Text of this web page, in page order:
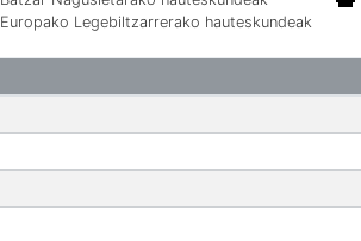
Europako Legebiltzarrerako hauteskundeak